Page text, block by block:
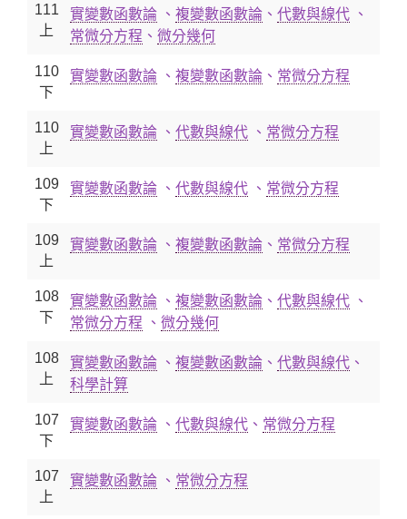
111
上
實變數函數論 、 複變數函數論 、 代數與線代 、
常微分方程 、 微分幾何
110
下
實變數函數論 、 複變數函數論 、 常微分方程
110
上
實變數函數論 、 代數與線代 、 常微分方程
109
下
實變數函數論 、 代數與線代 、 常微分方程
109
上
實變數函數論 、 複變數函數論 、 常微分方程
108
下
實變數函數論 、 複變數函數論 、 代數與線代 、
常微分方程
、 微分幾何
108
上
實變數函數論 、 複變數函數論 、 代數與線代 、
科學計算
107
下
實變數函數論 、 代數與線代 、 常微分方程
107
上
實變數函數論 、 常微分方程